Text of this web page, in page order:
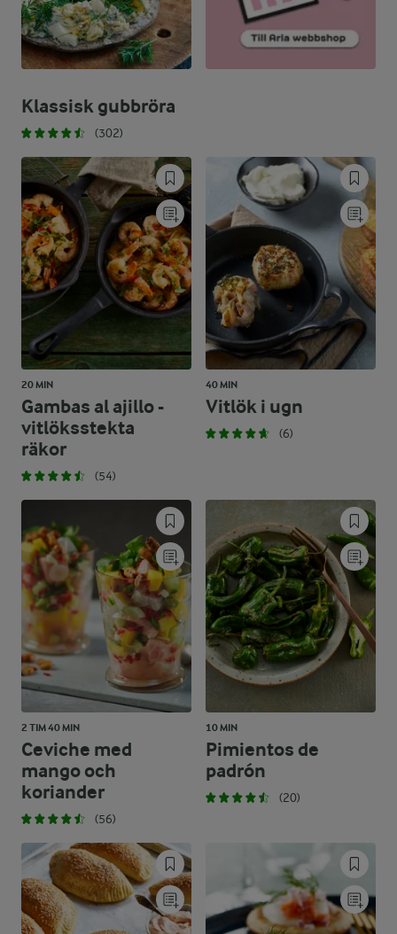
Klassisk gubbröra
(302)
20 MIN
Gambas al ajillo -
vitlöksstekta
räkor
(54)
40 MIN
Vitlök i ugn
(6)
2 TIM 40 MIN
Ceviche med
mango och
koriander
(56)
10 MIN
Pimientos de
padrón
(20)